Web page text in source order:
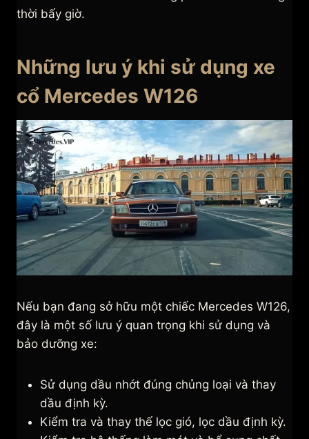
thời bấy giờ.
Những lưu ý khi sử dụng xe
cổ Mercedes W126
Nếu bạn đang sở hữu một chiếc Mercedes W126,
đây là một số lưu ý quan trọng khi sử dụng và
bảo dưỡng xe:
Sử dụng dầu nhớt đúng chủng loại và thay
dầu định kỳ.
Kiểm tra và thay thế lọc gió, lọc dầu định kỳ.